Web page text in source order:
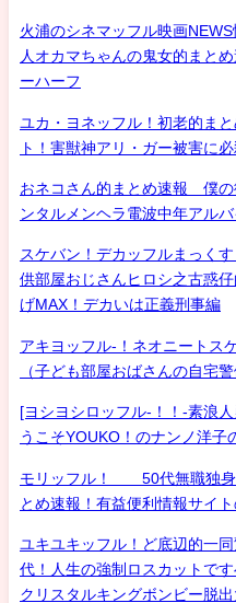
火浦のシネマッフル映画
人オカマちゃんの鬼女的まと
ーハーフ
ユカ・ヨネッフル！初老的ま
ト！害獣神アリ・ガー被害に
おネコさん的まとめ速報 僕の
ンタルメンヘラ電波中年アル
スケバン！デカッフルまっく
供部屋おじさんヒロシ之古惑
げMAX！デカいは正義刑事編
アキヨッフル-！ネオニートス
（子ども部屋おばさんの自宅
[ヨシヨシロッフル-！！-素浪
うこそYOUKO！のナンノ洋子
モリッフル！ 50代無職独身
とめ速報！有益便利情報サイ
ユキユキッフル！ど底辺的一
代！人生の強制ロスカットで
クリスタルキングボンビー脱